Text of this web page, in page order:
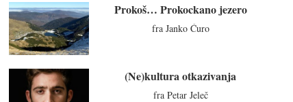
Prokoš… Prokockano jezero
fra Janko Ćuro
(Ne)kultura otkazivanja
fra Petar Jeleč